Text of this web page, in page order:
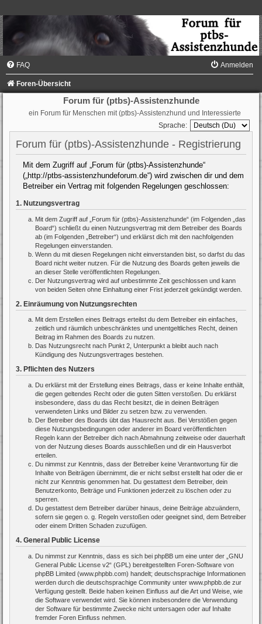
FAQ Anmelden
Foren-Übersicht
Forum für (ptbs)-Assistenzhunde
ein Forum für Menschen mit (ptbs)-Assistenzhund und Interessierte
Sprache:
Forum für (ptbs)-Assistenzhunde - Registrierung
Mit dem Zugriff auf „Forum für (ptbs)-Assistenzhunde“
(„http://ptbs-assistenzhundeforum.de“) wird zwischen dir und dem
Betreiber ein Vertrag mit folgenden Regelungen geschlossen:
1. Nutzungsvertrag
Mit dem Zugriff auf „Forum für (ptbs)-Assistenzhunde“ (im Folgenden „das
Board“) schließt du einen Nutzungsvertrag mit dem Betreiber des Boards
ab (im Folgenden „Betreiber“) und erklärst dich mit den nachfolgenden
Regelungen einverstanden.
Wenn du mit diesen Regelungen nicht einverstanden bist, so darfst du das
Board nicht weiter nutzen. Für die Nutzung des Boards gelten jeweils die
an dieser Stelle veröffentlichten Regelungen.
Der Nutzungsvertrag wird auf unbestimmte Zeit geschlossen und kann
von beiden Seiten ohne Einhaltung einer Frist jederzeit gekündigt werden.
2. Einräumung von Nutzungsrechten
Mit dem Erstellen eines Beitrags erteilst du dem Betreiber ein einfaches,
zeitlich und räumlich unbeschränktes und unentgeltliches Recht, deinen
Beitrag im Rahmen des Boards zu nutzen.
Das Nutzungsrecht nach Punkt 2, Unterpunkt a bleibt auch nach
Kündigung des Nutzungsvertrages bestehen.
3. Pflichten des Nutzers
Du erklärst mit der Erstellung eines Beitrags, dass er keine Inhalte enthält,
die gegen geltendes Recht oder die guten Sitten verstoßen. Du erklärst
insbesondere, dass du das Recht besitzt, die in deinen Beiträgen
verwendeten Links und Bilder zu setzen bzw. zu verwenden.
Der Betreiber des Boards übt das Hausrecht aus. Bei Verstößen gegen
diese Nutzungsbedingungen oder anderer im Board veröffentlichten
Regeln kann der Betreiber dich nach Abmahnung zeitweise oder dauerhaft
von der Nutzung dieses Boards ausschließen und dir ein Hausverbot
erteilen.
Du nimmst zur Kenntnis, dass der Betreiber keine Verantwortung für die
Inhalte von Beiträgen übernimmt, die er nicht selbst erstellt hat oder die er
nicht zur Kenntnis genommen hat. Du gestattest dem Betreiber, dein
Benutzerkonto, Beiträge und Funktionen jederzeit zu löschen oder zu
sperren.
Du gestattest dem Betreiber darüber hinaus, deine Beiträge abzuändern,
sofern sie gegen o. g. Regeln verstoßen oder geeignet sind, dem Betreiber
oder einem Dritten Schaden zuzufügen.
4. General Public License
Du nimmst zur Kenntnis, dass es sich bei phpBB um eine unter der „ GNU
General Public License v2“ (GPL) bereitgestellten Foren-Software von
phpBB Limited (www.phpbb.com) handelt; deutschsprachige Informationen
werden durch die deutschsprachige Community unter www.phpbb.de zur
Verfügung gestellt. Beide haben keinen Einfluss auf die Art und Weise, wie
die Software verwendet wird. Sie können insbesondere die Verwendung
der Software für bestimmte Zwecke nicht untersagen oder auf Inhalte
fremder Foren Einfluss nehmen.